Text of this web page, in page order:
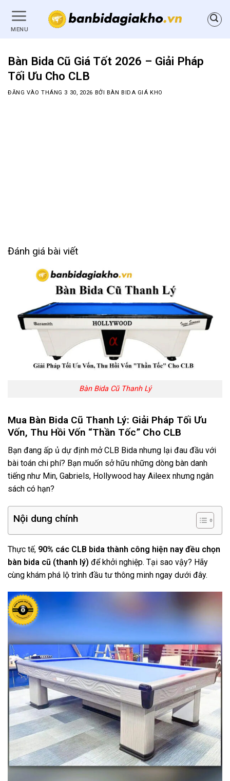
qua
MENU
Bàn Bida Cũ Giá Tốt 2026 – Giải Pháp
Tối Ưu Cho CLB
ĐĂNG VÀOTHÁNG 3 30, 2026 BỞI BÀN BIDA GIÁ KHO
Đánh giá bài viết
Bàn Bida Cũ Thanh Lý
Mua Bàn Bida Cũ Thanh Lý: Giải Pháp Tối Ưu
Vốn, Thu Hồi Vốn “Thần Tốc” Cho CLB
Bạn đang ấp ủ dự định mở CLB Bida nhưng lại đau đầu với
bài toán chi phí? Bạn muốn sở hữu những dòng bàn danh
tiếng như Min, Gabriels, Hollywood hay Aileex nhưng ngân
sách có hạn?
Nội dung chính
Thực tế, 90% các CLB bida thành công hiện nay đều chọn
bàn bida cũ (thanh lý) để khởi nghiệp. Tại sao vậy? Hãy
cùng khám phá lộ trình đầu tư thông minh ngay dưới đây.